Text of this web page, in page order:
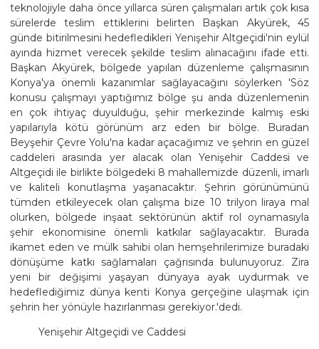
teknolojiyle daha önce yıllarca süren çalışmaları artık çok kısa
sürelerde teslim ettiklerini belirten Başkan Akyürek, 45
günde bitirilmesini hedefledikleri Yenişehir Altgeçidi'nin eylül
ayında hizmet verecek şekilde teslim alınacağını ifade etti.
Başkan Akyürek, bölgede yapılan düzenleme çalışmasının
Konya'ya önemli kazanımlar sağlayacağını söylerken 'Söz
konusu çalışmayı yaptığımız bölge şu anda düzenlemenin
en çok ihtiyaç duyulduğu, şehir merkezinde kalmış eski
yapılarıyla kötü görünüm arz eden bir bölge. Buradan
Beyşehir Çevre Yolu'na kadar açacağımız ve şehrin en güzel
caddeleri arasında yer alacak olan Yenişehir Caddesi ve
Altgeçidi ile birlikte bölgedeki 8 mahallemizde düzenli, imarlı
ve kaliteli konutlaşma yaşanacaktır. Şehrin görünümünü
tümden etkileyecek olan çalışma bize 10 trilyon liraya mal
olurken, bölgede inşaat sektörünün aktif rol oynamasıyla
şehir ekonomisine önemli katkılar sağlayacaktır. Burada
ikamet eden ve mülk sahibi olan hemşehrilerimize buradaki
dönüşüme katkı sağlamaları çağrısında bulunuyoruz. Zira
yeni bir değişimi yaşayan dünyaya ayak uydurmak ve
hedeflediğimiz dünya kenti Konya gerçeğine ulaşmak için
şehrin her yönüyle hazırlanması gerekiyor.'dedi.
Yenişehir Altgeçidi ve Caddesi